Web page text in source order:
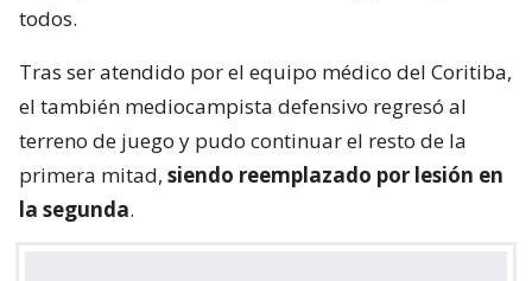
todos.
Tras ser atendido por el equipo médico del Coritiba,
el también mediocampista defensivo regresó al
terreno de juego y pudo continuar el resto de la
primera mitad, siendo reemplazado por lesión en
la segunda.